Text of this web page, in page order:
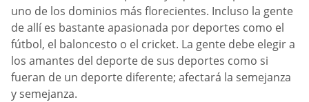
uno de los dominios más florecientes. Incluso la gente
de allí es bastante apasionada por deportes como el
fútbol, el baloncesto o el cricket. La gente debe elegir a
los amantes del deporte de sus deportes como si
fueran de un deporte diferente; afectará la semejanza
y semejanza.